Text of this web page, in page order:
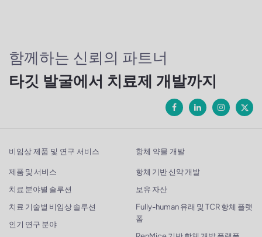
함께하는 신뢰의 파트너
타깃 발굴에서 치료제 개발까지
비임상 제품 및 연구 서비스
제품 및 서비스
치료 분야별 솔루션
치료 기술별 비임상 솔루션
인기 연구 분야
항체 약물 개발
항체 기반 신약 개발
보유 자산
Fully-human 유래 및 TCR 항체 플랫
폼